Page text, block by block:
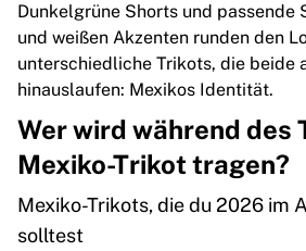
West Indies
Cricket Ireland
View all Cricket
Ice Hockey
Aalborg Pirates
Tre Kronor
NHL Alumni
View all Ice Hockey
Other
Dunkelgrüne Shorts und passende
und weißen Akzenten runden den
unterschiedliche Trikots, die beide
hinauslaufen: Mexikos Identität.
Wer wird während des
Mexiko-Trikot tragen?
Mexiko-Trikots, die du 2026 im
solltest